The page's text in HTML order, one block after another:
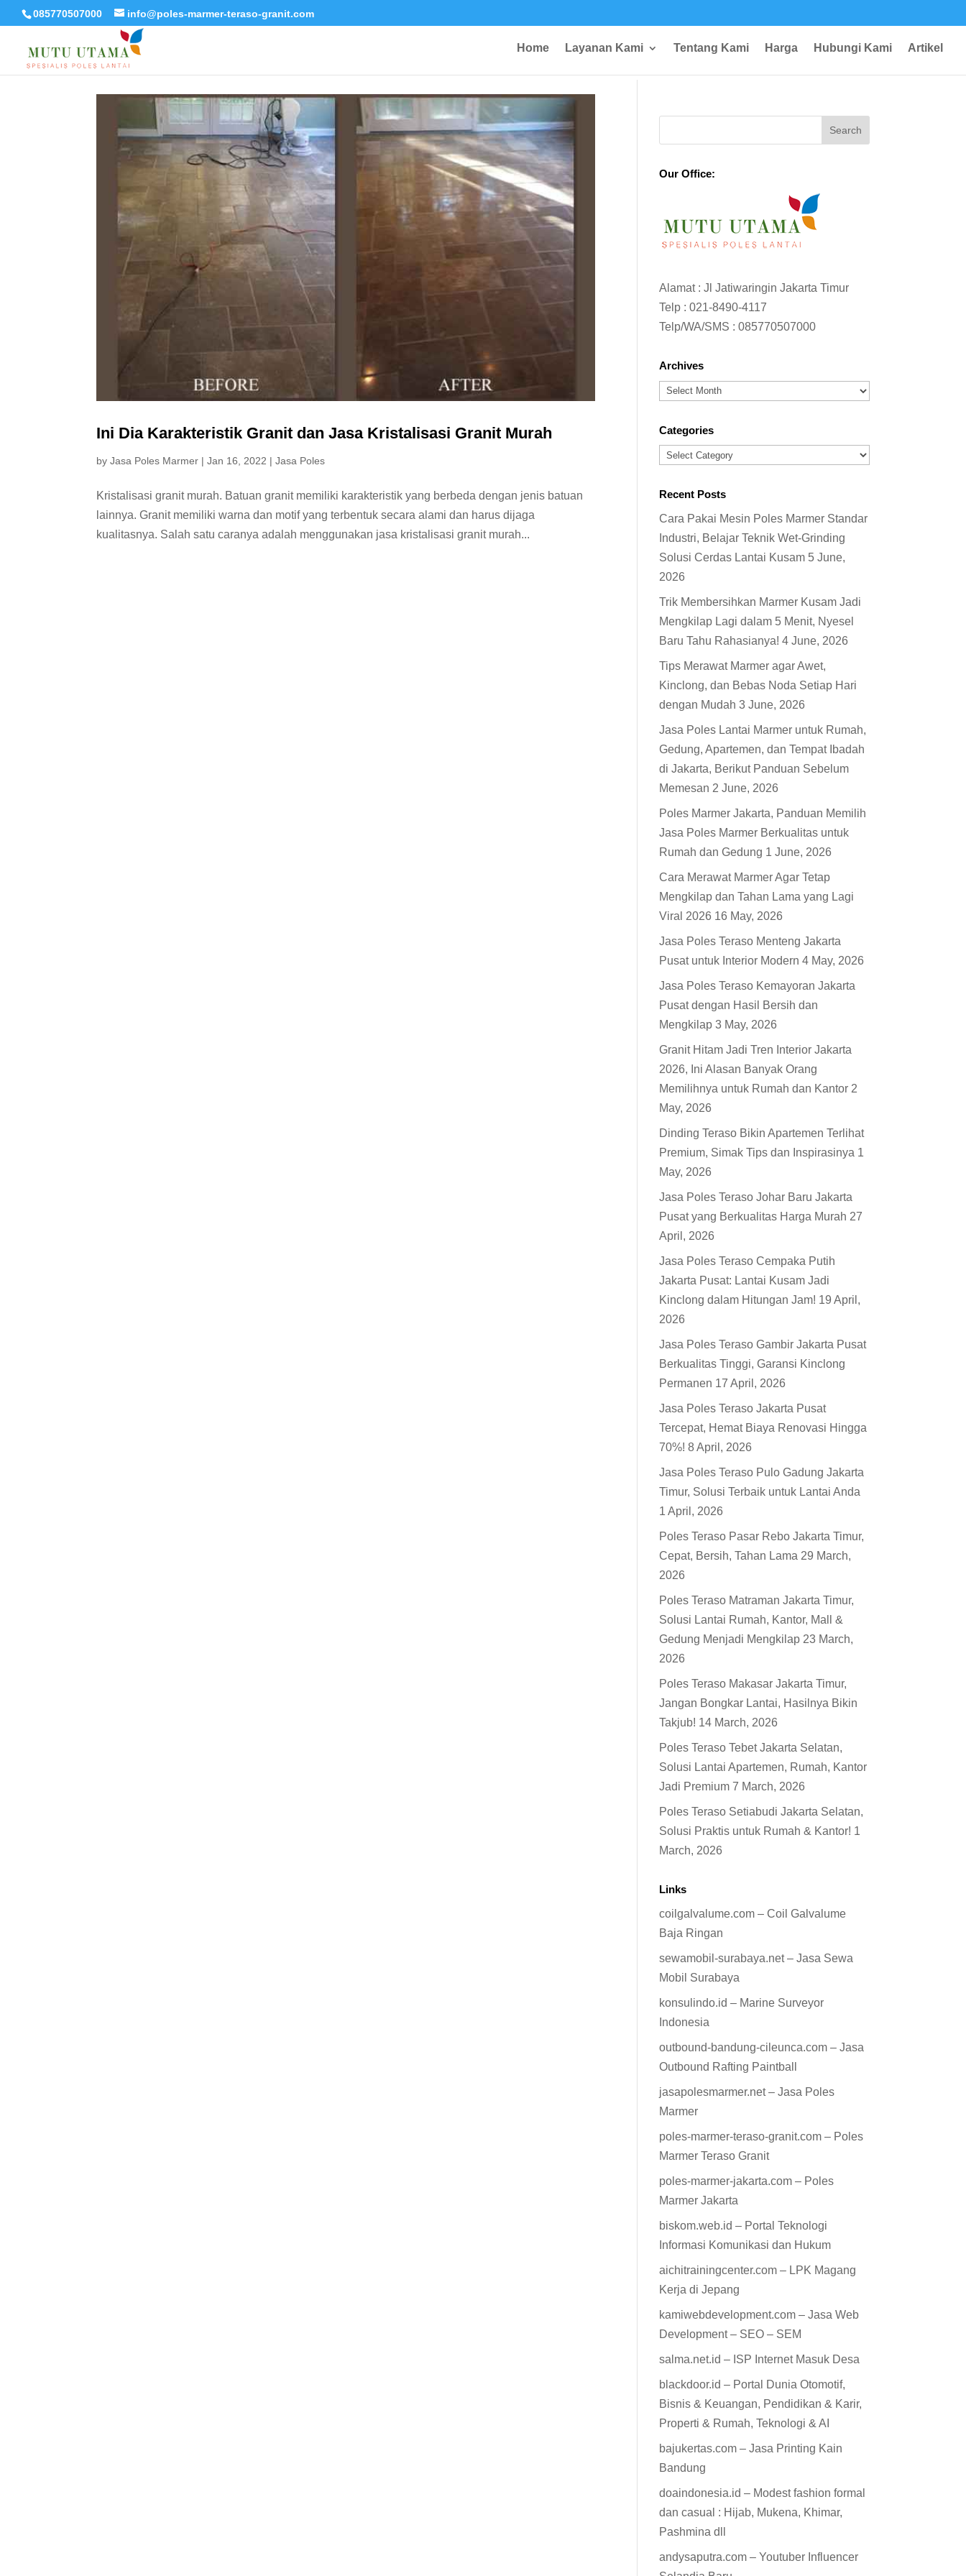
085770507000 info@poles-marmer-teraso-granit.com
Home Layanan Kami Tentang Kami Harga Hubungi Kami Artikel
Ini Dia Karakteristik Granit dan Jasa Kristalisasi Granit Murah
byJasa Poles Marmer |Jan 16, 2022 |Jasa Poles
Kristalisasi granit murah. Batuan granit memiliki karakteristik yang berbeda dengan jenis batuan
lainnya. Granit memiliki warna dan motif yang terbentuk secara alami dan harus dijaga
kualitasnya. Salah satu caranya adalah menggunakan jasa kristalisasi granit murah...
Our Office:
Alamat : Jl Jatiwaringin Jakarta Timur
Telp :021-8490-4117
Telp/WA/SMS :085770507000
Archives
Archives
Categories
Categories
Recent Posts
Cara Pakai Mesin Poles Marmer Standar
Industri, Belajar Teknik Wet-Grinding
Solusi Cerdas Lantai Kusam 5 June,
2026
Trik Membersihkan Marmer Kusam Jadi
Mengkilap Lagi dalam 5 Menit, Nyesel
Baru Tahu Rahasianya! 4 June, 2026
Tips Merawat Marmer agar Awet,
Kinclong, dan Bebas Noda Setiap Hari
dengan Mudah 3 June, 2026
Jasa Poles Lantai Marmer untuk Rumah,
Gedung, Apartemen, dan Tempat Ibadah
di Jakarta, Berikut Panduan Sebelum
Memesan 2 June, 2026
Poles Marmer Jakarta, Panduan Memilih
Jasa Poles Marmer Berkualitas untuk
Rumah dan Gedung 1 June, 2026
Cara Merawat Marmer Agar Tetap
Mengkilap dan Tahan Lama yang Lagi
Viral 2026 16 May, 2026
Jasa Poles Teraso Menteng Jakarta
Pusat untuk Interior Modern 4 May, 2026
Jasa Poles Teraso Kemayoran Jakarta
Pusat dengan Hasil Bersih dan
Mengkilap 3 May, 2026
Granit Hitam Jadi Tren Interior Jakarta
2026, Ini Alasan Banyak Orang
Memilihnya untuk Rumah dan Kantor 2
May, 2026
Dinding Teraso Bikin Apartemen Terlihat
Premium, Simak Tips dan Inspirasinya 1
May, 2026
Jasa Poles Teraso Johar Baru Jakarta
Pusat yang Berkualitas Harga Murah 27
April, 2026
Jasa Poles Teraso Cempaka Putih
Jakarta Pusat: Lantai Kusam Jadi
Kinclong dalam Hitungan Jam! 19 April,
2026
Jasa Poles Teraso Gambir Jakarta Pusat
Berkualitas Tinggi, Garansi Kinclong
Permanen 17 April, 2026
Jasa Poles Teraso Jakarta Pusat
Tercepat, Hemat Biaya Renovasi Hingga
70%! 8 April, 2026
Jasa Poles Teraso Pulo Gadung Jakarta
Timur, Solusi Terbaik untuk Lantai Anda
1 April, 2026
Poles Teraso Pasar Rebo Jakarta Timur,
Cepat, Bersih, Tahan Lama 29 March,
2026
Poles Teraso Matraman Jakarta Timur,
Solusi Lantai Rumah, Kantor, Mall &
Gedung Menjadi Mengkilap 23 March,
2026
Poles Teraso Makasar Jakarta Timur,
Jangan Bongkar Lantai, Hasilnya Bikin
Takjub! 14 March, 2026
Poles Teraso Tebet Jakarta Selatan,
Solusi Lantai Apartemen, Rumah, Kantor
Jadi Premium 7 March, 2026
Poles Teraso Setiabudi Jakarta Selatan,
Solusi Praktis untuk Rumah & Kantor! 1
March, 2026
Links
coilgalvalume.com – Coil Galvalume
Baja Ringan
sewamobil-surabaya.net – Jasa Sewa
Mobil Surabaya
konsulindo.id – Marine Surveyor
Indonesia
outbound-bandung-cileunca.com – Jasa
Outbound Rafting Paintball
jasapolesmarmer.net – Jasa Poles
Marmer
poles-marmer-teraso-granit.com – Poles
Marmer Teraso Granit
poles-marmer-jakarta.com – Poles
Marmer Jakarta
biskom.web.id – Portal Teknologi
Informasi Komunikasi dan Hukum
aichitrainingcenter.com – LPK Magang
Kerja di Jepang
kamiwebdevelopment.com – Jasa Web
Development – SEO – SEM
salma.net.id – ISP Internet Masuk Desa
blackdoor.id – Portal Dunia Otomotif,
Bisnis & Keuangan, Pendidikan & Karir,
Properti & Rumah, Teknologi & AI
bajukertas.com – Jasa Printing Kain
Bandung
doaindonesia.id – Modest fashion formal
dan casual : Hijab, Mukena, Khimar,
Pashmina dll
andysaputra.com – Youtuber Influencer